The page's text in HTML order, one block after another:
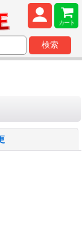
カート
検索